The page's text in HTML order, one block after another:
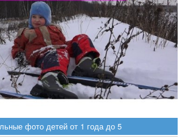
фото детей от 1 года до 5